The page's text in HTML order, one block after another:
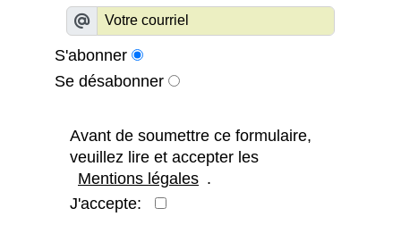
S'abonner
Se désabonner
Avant de soumettre ce formulaire,
veuillez lire et accepter les
Mentions légales .
J'accepte: